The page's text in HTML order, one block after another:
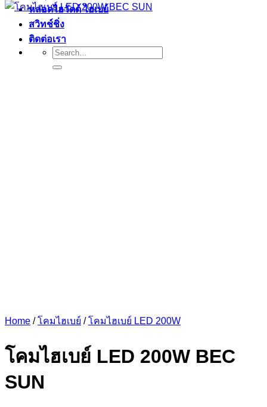
หลอดไฮวัตต์ ไฮเบย์
สวิทช์ชิ่ง
ติดต่อเรา
Search
for:
Home / โคมไฮเบย์ / โคมไฮเบย์ LED 200W
โคมไฮเบย์ LED 200W BEC
SUN